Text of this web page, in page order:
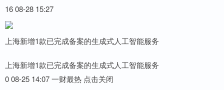
16 08-28 15:27
上海新增1款已完成备案的生成式人工智能服务
上海新增1款已完成备案的生成式人工智能服务
0 08-25 14:07 一财最热 点击关闭